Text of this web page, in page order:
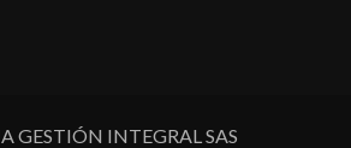
GESTIÓN INTEGRAL SAS